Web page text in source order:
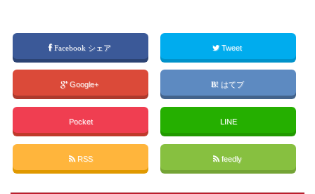
Facebook シェア Tweet
Google+ はてブ
Pocket LINE
RSS feedly